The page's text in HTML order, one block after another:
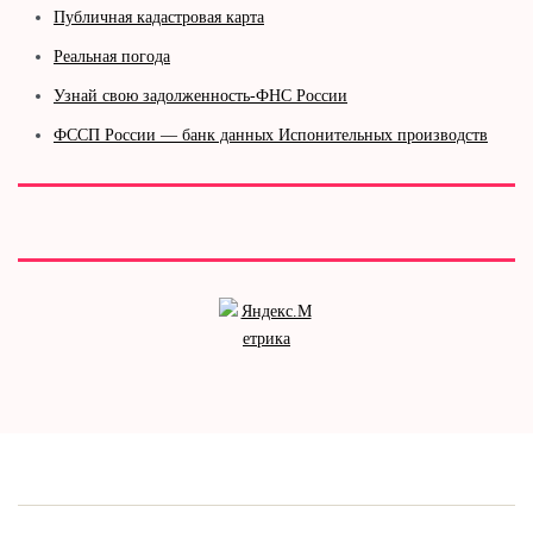
Публичная кадастровая карта
Реальная погода
Узнай свою задолженность-ФНС России
ФССП России — банк данных Испонительных производств